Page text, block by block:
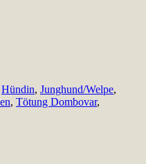
Hündin, Junghund/Welpe,
, Tötung Dombovar,